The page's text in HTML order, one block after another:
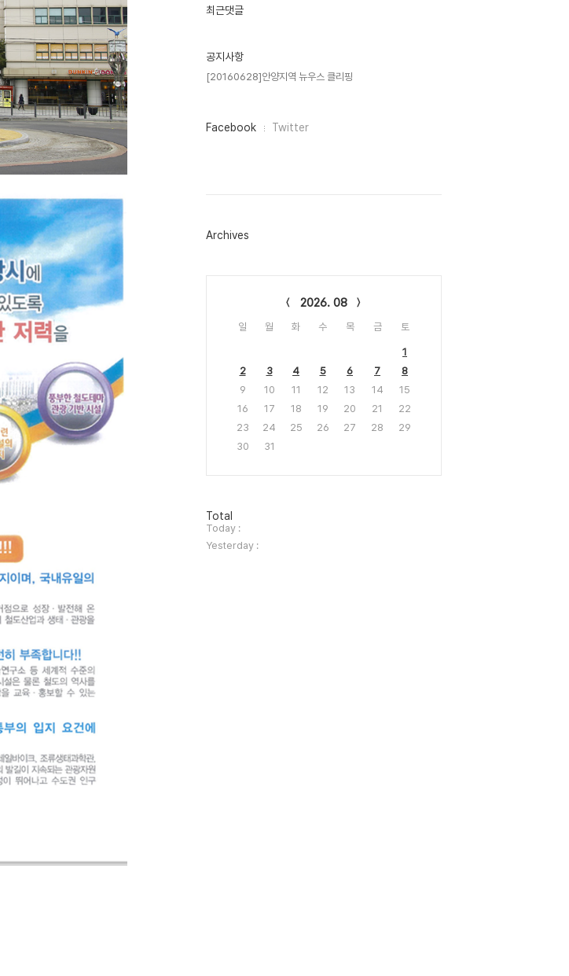
인
최근댓글
공지사항
[20160628]안양지역 뉴우스 클리핑
페
그
Facebook Twitter
Archives
2026. 08
일 월 화 수 목 금 토
1
2
3 4 5 6 7
8
9
10 11 12 13 14
15
16
17 18 19 20 21
22
23
24 25 26 27 28
29
30
31
방
문
자
수
Total
Today :
Yesterday :